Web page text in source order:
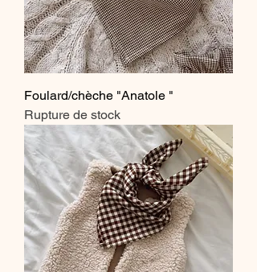
Foulard/chèche "Anatole "
Rupture de stock